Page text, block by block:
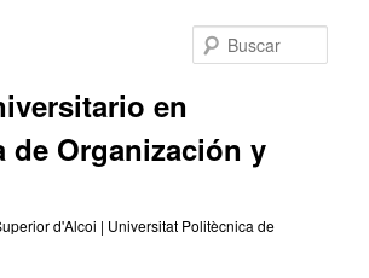
en
de Organización y
d'Alcoi | Universitat Politècnica de